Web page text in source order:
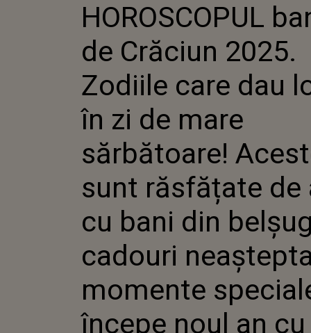
ZODIILE
MARE
ACESTEA
BANI DIN
CU
ȘI NOROC
HOROSCOPUL
de Crăciun 2025.
Zodiile care dau
în zi de mare
sărbătoare!
sunt răsfățate de
cu bani din
cadouri
momente
începe noul an cu